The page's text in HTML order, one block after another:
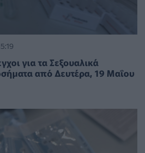
για τα Σεξουαλικά
από Δευτέρα, 19 Μαΐου